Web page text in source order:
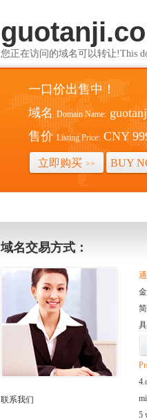
您正在访问的域名可以转让!This
一口价出售中！
域名 Domain Name:
售价 Listing Price: CNY
立即购买 >> BUY
域名交易方式：
联系我们
5